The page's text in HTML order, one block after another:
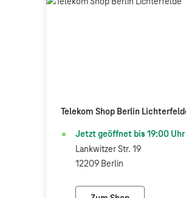
Telekom Shop Berlin
Jetzt geöffnet bis 19:00 Uhr
Lankwitzer Str. 19
12209 Berlin